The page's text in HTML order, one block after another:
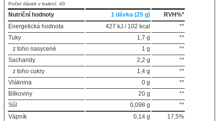
Počet dávek v balení: 40
Nutriční hodnoty 1 dávka (25 g)
RVH%*
Energetická hodnota
427 kJ / 102 kcal
**
Tuky
1,7 g
**
z toho nasycené
1 g
**
Sacharidy
2,2 g
**
z toho cukry
1,4 g
**
Vláknina
0 g
**
Bílkoviny
20 g
**
Sůl
0,098 g
**
Vápník
0,14 g 17,5%